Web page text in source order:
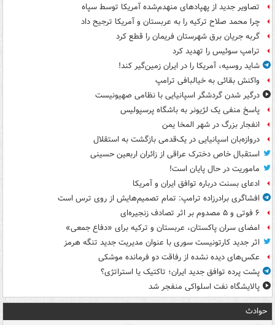
تصاویر جدید از پهپادهای منهدم‌شده آمریکا توسط سپاه
چرا محمد صلاح ترکیه را به عربستان و آمریکا ترجیح داد
گربه جریان برق شهرستان فریمان را قطع کرد
ترامپ سوئیس را تهدید کرد
شاید روسیه، آمریکا را در ایران زمین‌گیر کند!
واکنش بقائی به خیالبافی ترامپ
درگیر شدن گردشگر اسپانیایی با نظامی صهیونیست
پاسخ منفی یک لژیونر به باشگاه پرسپولیس
انفجار بزرگ در شهر المخا یمن
دروازه‌بان اسپانیایی در یک‌قدمی بازگشت به استقلال
استقبال خاص دخترک عراقی از زائران اربعین حسینی
ماموریت در حال پایان است!
ادعای بسنت درباره توافق ایران و آمریکا
افشاگری برادرزاده ترامپ: تمام تصمیم‌هایش از روی ترس است
۶ فوتی و ۵ مصدوم بر اثر تصادف زنجیره‌ای
امضای سران پاکستان، عربستان و ترکیه برای «دفاع جمعی»
اثر جدید کارتونیست سوری با عنوان مدیریت جدید تنگه هرمز
عکس‌های دیده نشده از رفاقت دو فرمانده‌ موشکی
پشت پرده توافق جدید ایران؛ تاکتیک یا استراتژی؟
پالایشگاه نفت اسلواکی منفجر شد
حوادث